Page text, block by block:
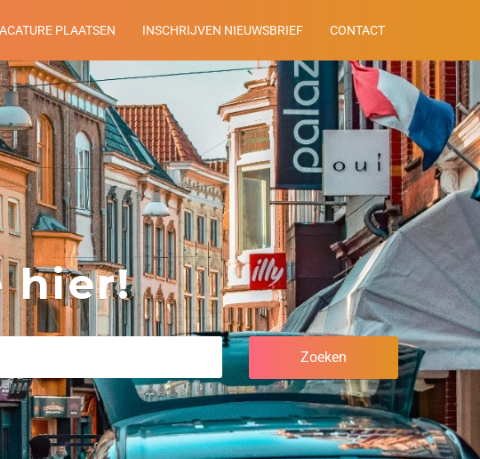
PLAATSEN INSCHRIJVEN NIEUWSBRIEF CONTACT
hier!